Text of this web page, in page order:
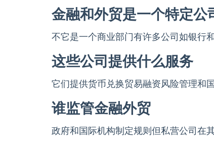
金融和外贸是一个特定公
不它是一个商业部门有许多公司如银行
这些公司提供什么服务
它们提供货币兑换贸易融资风险管理和
谁监管金融外贸
政府和国际机构制定规则但私营公司在